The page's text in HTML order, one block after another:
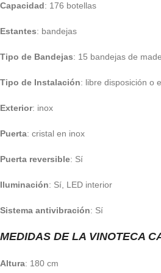
Capacidad: 176 botellas
Estantes: bandejas
Tipo de Bandejas: 15 bandejas de
Tipo de Instalación: libre disposición o
Exterior: inox
Puerta: cristal en inox
Puerta reversible: Sí
Iluminación: Sí, LED interior
Sistema antivibración: Sí
MEDIDAS DE LA VINOTECA
Altura: 180 cm